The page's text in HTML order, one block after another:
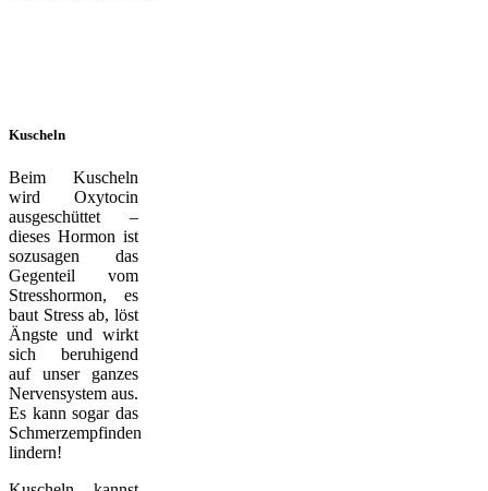
Kuscheln
Beim Kuscheln
wird Oxytocin
ausgeschüttet –
dieses Hormon ist
sozusagen das
Gegenteil vom
Stresshormon, es
baut Stress ab, löst
Ängste und wirkt
sich beruhigend
auf unser ganzes
Nervensystem aus.
Es kann sogar das
Schmerzempfinden
lindern!